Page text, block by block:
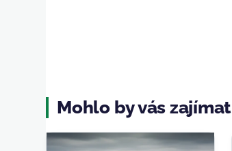
Mohlo by vás zajímat